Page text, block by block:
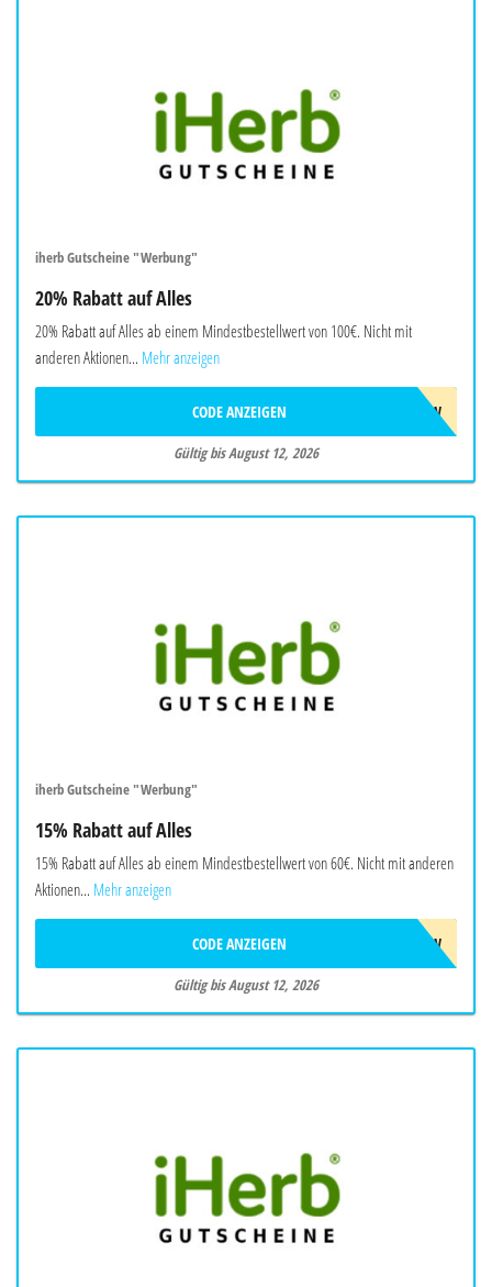
iherb Gutscheine "Werbung"
20% Rabatt auf Alles
20% Rabatt auf Alles ab einem Mindestbestellwert von 100€. Nicht mit
anderen Aktionen... Mehr anzeigen
AUG26SW
CODE ANZEIGEN
Gültig bis August 12, 2026
iherb Gutscheine "Werbung"
15% Rabatt auf Alles
15% Rabatt auf Alles ab einem Mindestbestellwert von 60€. Nicht mit anderen
Aktionen... Mehr anzeigen
AUG26SW
CODE ANZEIGEN
Gültig bis August 12, 2026